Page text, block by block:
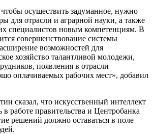
осуществить задуманное, нужно
для отрасли и аграрной науки, а также
специалистов новым компетенциям. В
совершенствование системы
возможностей для
хозяйство талантливой молодежи,
появления в отрасли
оплачиваемых рабочих мест», добавил
сказал, что искусственный интеллект
работе правительства и Центробанка
решений должно оставаться в поле